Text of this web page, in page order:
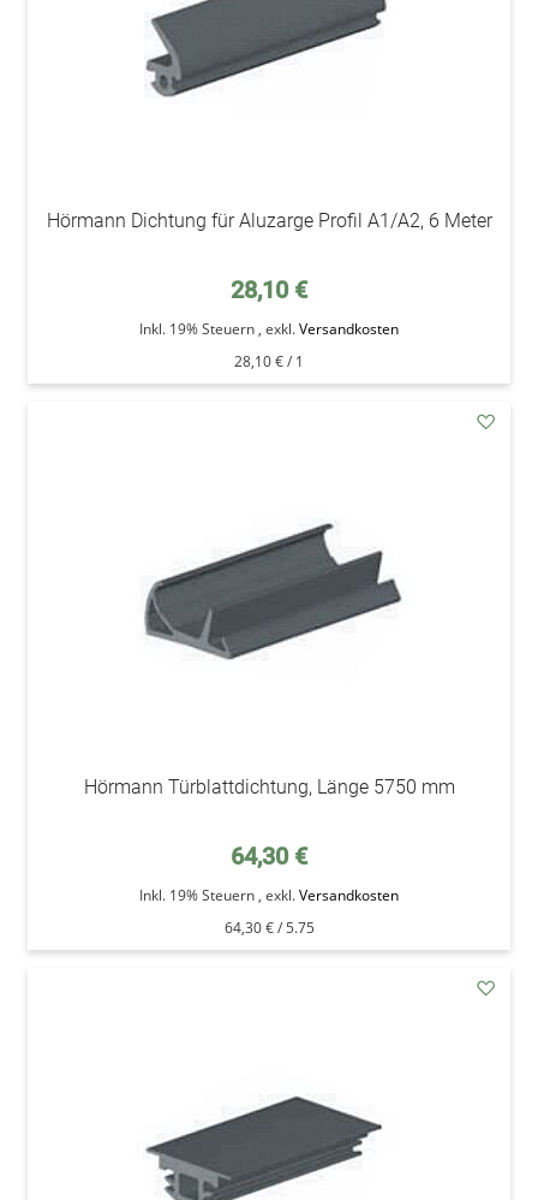
Hörmann Dichtung für Aluzarge Profil A1/A2, 6 Meter
28,10 €
Inkl. 19% Steuern , exkl.Versandkosten
28,10 €/ 1
Hörmann Türblattdichtung, Länge 5750 mm
64,30 €
Inkl. 19% Steuern , exkl.Versandkosten
64,30 €/ 5.75